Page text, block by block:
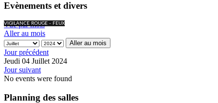
Evènements et divers
VIGILANCE ROUGE - FEUX
Vue par mois
Aller au mois
Aller au mois
Jour précédent
Jeudi 04 Juillet 2024
Jour suivant
No events were found
Planning des salles